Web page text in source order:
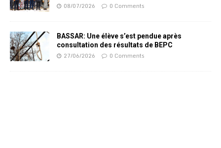
08/07/2026 0 Comments
BASSAR: Une élève s’est pendue après
consultation des résultats de BEPC
27/06/2026 0 Comments